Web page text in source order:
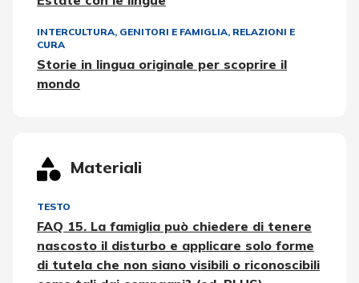
INTERCULTURA, GENITORI E FAMIGLIA, RELAZIONI E
CURA
Storie in lingua originale per scoprire il
mondo
Materiali
TESTO
FAQ 15. La famiglia può chiedere di tenere
nascosto il disturbo e applicare solo forme
di tutela che non siano visibili o riconoscibili